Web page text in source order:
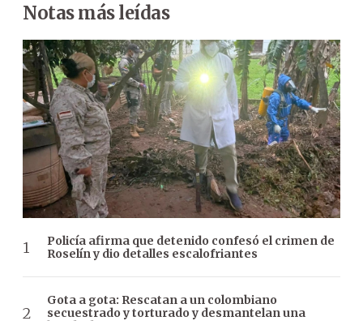
Notas más leídas
Policía afirma que detenido confesó el crimen de
Roselín y dio detalles escalofriantes
Gota a gota: Rescatan a un colombiano
secuestrado y torturado y desmantelan una